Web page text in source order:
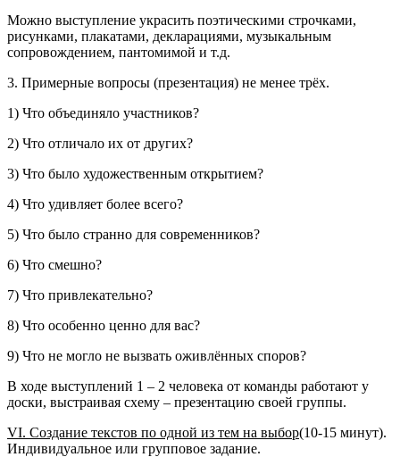
Можно выступление украсить поэтическими строчками,
рисунками, плакатами, декларациями, музыкальным
сопровождением, пантомимой и т.д.
3. Примерные вопросы (презентация) не менее трёх.
1) Что объединяло участников?
2) Что отличало их от других?
3) Что было художественным открытием?
4) Что удивляет более всего?
5) Что было странно для современников?
6) Что смешно?
7) Что привлекательно?
8) Что особенно ценно для вас?
9) Что не могло не вызвать оживлённых споров?
В ходе выступлений 1 – 2 человека от команды работают у
доски, выстраивая схему – презентацию своей группы.
VI. Создание текстов по одной из тем на выбор(10-15 минут).
Индивидуальное или групповое задание.